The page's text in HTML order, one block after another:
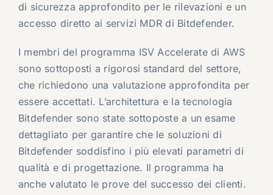
di sicurezza approfondito per le rilevazioni e un
accesso diretto ai servizi MDR di Bitdefender.
I membri del programma ISV Accelerate di AWS
sono sottoposti a rigorosi standard del settore,
che richiedono una valutazione approfondita per
essere accettati. L’architettura e la tecnologia
Bitdefender sono state sottoposte a un esame
dettagliato per garantire che le soluzioni di
Bitdefender soddisfino i più elevati parametri di
qualità e di progettazione. Il programma ha
anche valutato le prove del successo dei clienti.